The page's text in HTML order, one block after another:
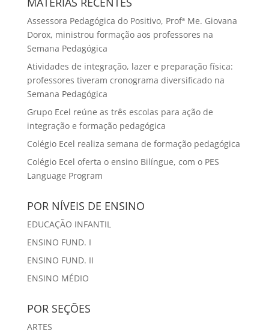
Assessora Pedagógica do Positivo, Profª Me. Giovana
Dorox, ministrou formação aos professores na
Semana Pedagógica
Atividades de integração, lazer e preparação física:
professores tiveram cronograma diversificado na
Semana Pedagógica
Grupo Ecel reúne as três escolas para ação de
integração e formação pedagógica
Colégio Ecel realiza semana de formação pedagógica
Colégio Ecel oferta o ensino Bilíngue, com o PES
Language Program
POR NÍVEIS DE ENSINO
EDUCAÇÃO INFANTIL
ENSINO FUND. I
ENSINO FUND. II
ENSINO MÉDIO
POR SEÇÕES
ARTES